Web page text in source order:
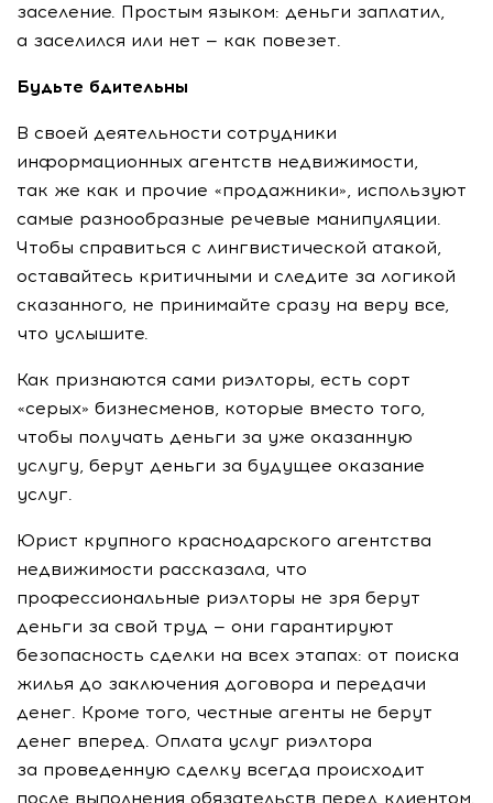
заселение. Простым языком: деньги заплатил,
а заселился или нет — как повезет.
Будьте бдительны
В своей деятельности сотрудники
информационных агентств недвижимости,
так же как и прочие «продажники», используют
самые разнообразные речевые манипуляции.
Чтобы справиться с лингвистической атакой,
оставайтесь критичными и следите за логикой
сказанного, не принимайте сразу на веру все,
что услышите.
Как признаются сами риэлторы, есть сорт
«серых» бизнесменов, которые вместо того,
чтобы получать деньги за уже оказанную
услугу, берут деньги за будущее оказание
услуг.
Юрист крупного краснодарского агентства
недвижимости рассказала, что
профессиональные риэлторы не зря берут
деньги за свой труд — они гарантируют
безопасность сделки на всех этапах: от поиска
жилья до заключения договора и передачи
денег. Кроме того, честные агенты не берут
денег вперед. Оплата услуг риэлтора
за проведенную сделку всегда происходит
после выполнения обязательств перед клиентом.